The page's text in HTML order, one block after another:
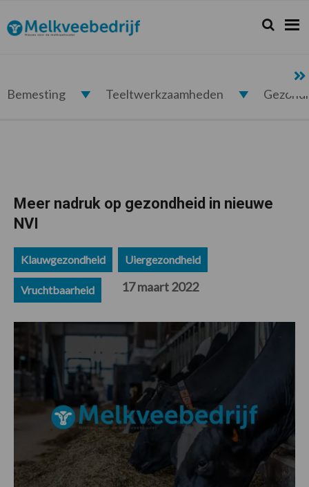
de
hoofdnavigatie
de
hoofd
de
eerste
de
voettekst
Melkveebedrijf.nl Zoeken...
Zoek
Bemesting Teeltwerkzaamheden
Meer nadruk op gezondheid in nieuwe
NVI
Klauwgezondheid Uiergezondheid
Vruchtbaarheid 17 maart 2022